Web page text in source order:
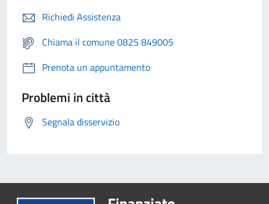
Richiedi Assistenza
Chiama il comune 0825 849005
Prenota un appuntamento
Problemi in città
Segnala disservizio